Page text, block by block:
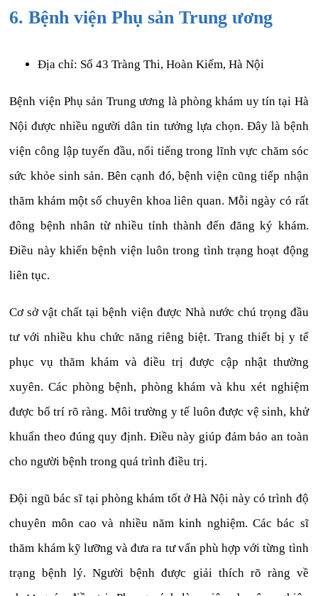
6. Bệnh viện Phụ sản Trung ương
Địa chỉ: Số 43 Tràng Thi, Hoàn Kiếm, Hà Nội
Bệnh viện Phụ sản Trung ương là phòng khám uy tín tại Hà
Nội được nhiều người dân tin tưởng lựa chọn. Đây là bệnh
viện công lập tuyến đầu, nổi tiếng trong lĩnh vực chăm sóc
sức khỏe sinh sản. Bên cạnh đó, bệnh viện cũng tiếp nhận
thăm khám một số chuyên khoa liên quan. Mỗi ngày có rất
đông bệnh nhân từ nhiều tỉnh thành đến đăng ký khám.
Điều này khiến bệnh viện luôn trong tình trạng hoạt động
liên tục.
Cơ sở vật chất tại bệnh viện được Nhà nước chú trọng đầu
tư với nhiều khu chức năng riêng biệt. Trang thiết bị y tế
phục vụ thăm khám và điều trị được cập nhật thường
xuyên. Các phòng bệnh, phòng khám và khu xét nghiệm
được bố trí rõ ràng. Môi trường y tế luôn được vệ sinh, khử
khuẩn theo đúng quy định. Điều này giúp đảm bảo an toàn
cho người bệnh trong quá trình điều trị.
Đội ngũ bác sĩ tại phòng khám tốt ở Hà Nội này có trình độ
chuyên môn cao và nhiều năm kinh nghiệm. Các bác sĩ
thăm khám kỹ lưỡng và đưa ra tư vấn phù hợp với từng tình
trạng bệnh lý. Người bệnh được giải thích rõ ràng về